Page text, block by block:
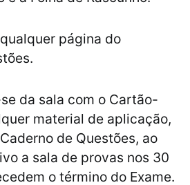
página do
da sala com o Cartão-
material de aplicação,
de Questões, ao
a sala de provas nos 30
o término do Exame.